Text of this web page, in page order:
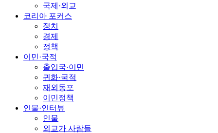
국제·외교
코리아 포커스
정치
경제
정책
이민·국적
출입국·이민
귀화·국적
재외동포
이민정책
인물·인터뷰
인물
외교가 사람들